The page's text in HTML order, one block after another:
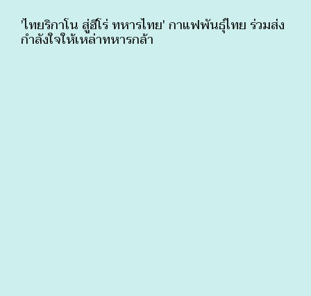
'ไทยริกาโน สู่ฮีโร่ ทหารไทย' กาแฟพันธุ์ไทย ร่วมส่ง
กำลังใจให้เหล่าทหารกล้า